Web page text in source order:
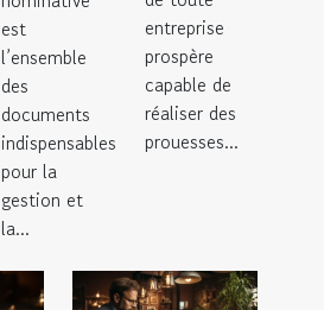
est
l’ensemble
des
documents
indispensables
pour la
gestion et
la...
entreprise
prospère
capable de
réaliser des
prouesses...